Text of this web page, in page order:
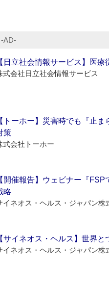
‐AD‐
【日立社会情報サービス】医
式会社日立社会情報サービス
【トーホー】災害時でも『止
策
式会社トーホー
【開催報告】ウェビナー『
略
イネオス・ヘルス・ジャパン株
【サイネオス・ヘルス】世界
イネオス・ヘルス・ジャパン株